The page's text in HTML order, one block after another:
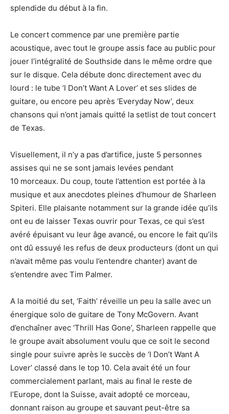
splendide du début à la fin.
Le concert commence par une première partie
acoustique, avec tout le groupe assis face au public pour
jouer l’intégralité de Southside dans le même ordre que
sur le disque. Cela débute donc directement avec du
lourd : le tube ‘I Don’t Want A Lover’ et ses slides de
guitare, ou encore peu après ‘Everyday Now’, deux
chansons qui n’ont jamais quitté la setlist de tout concert
de Texas.
Visuellement, il n’y a pas d’artifice, juste 5 personnes
assises qui ne se sont jamais levées pendant
10 morceaux. Du coup, toute l’attention est portée à la
musique et aux anecdotes pleines d’humour de Sharleen
Spiteri. Elle plaisante notamment sur la grande idée qu’ils
ont eu de laisser Texas ouvrir pour Texas, ce qui s’est
avéré épuisant vu leur âge avancé, ou encore le fait qu’ils
ont dû essuyé les refus de deux producteurs (dont un qui
n’avait même pas voulu l’entendre chanter) avant de
s’entendre avec Tim Palmer.
A la moitié du set, ‘Faith’ réveille un peu la salle avec un
énergique solo de guitare de Tony McGovern. Avant
d’enchaîner avec ‘Thrill Has Gone’, Sharleen rappelle que
le groupe avait absolument voulu que ce soit le second
single pour suivre après le succès de ‘I Don’t Want A
Lover’ classé dans le top 10. Cela avait été un four
commercialement parlant, mais au final le reste de
l’Europe, dont la Suisse, avait adopté ce morceau,
donnant raison au groupe et sauvant peut-être sa